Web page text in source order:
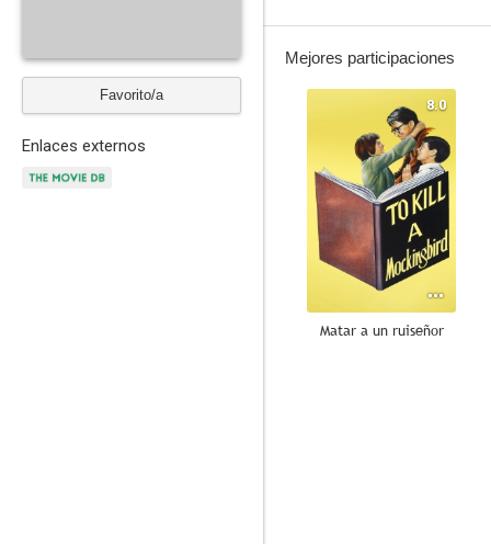
Favorito/a
Enlaces externos
Mejores participaciones
8.0
Matar a un ruiseñor